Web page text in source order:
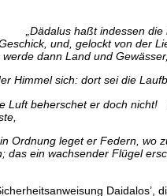
„Dädalus haßt indessen die
und, gelockt von der
dann Land und Gewässer,
Himmel sich: dort sei die
Luft beherschet er doch nicht!
Ordnung leget er Federn, wo
das ein wachsender Flügel
Daidalos’,